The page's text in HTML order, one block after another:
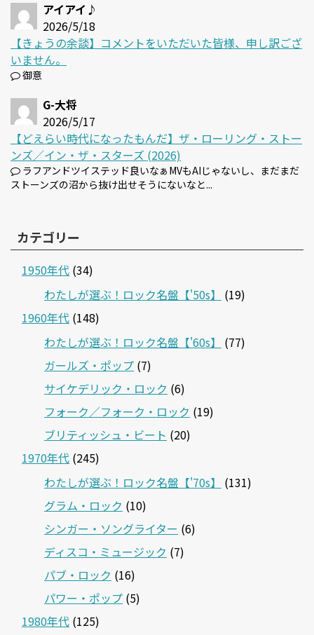
アイアイ♪
2026/5/18
【きょうの余談】コメントをいただいた皆様、申し訳ござ
いません。
御意
G-大将
2026/5/17
【どえらい時代になったもんだ】ザ・ローリング・ストー
ンズ／イン・ザ・スターズ (2026)
ラフアンドツイステッド良いなぁMVもAIじゃないし、まだまだ
ストーンズの沼から抜け出せそうにないなと...
カテゴリー
1950年代 (34)
わたしが選ぶ！ロック名盤【'50s】
(19)
1960年代 (148)
わたしが選ぶ！ロック名盤【'60s】
(77)
ガールズ・ポップ (7)
サイケデリック・ロック (6)
フォーク／フォーク・ロック (19)
ブリティッシュ・ビート (20)
1970年代 (245)
わたしが選ぶ！ロック名盤【'70s】
(131)
グラム・ロック (10)
シンガー・ソングライター (6)
ディスコ・ミュージック (7)
パブ・ロック (16)
パワー・ポップ (5)
1980年代 (125)